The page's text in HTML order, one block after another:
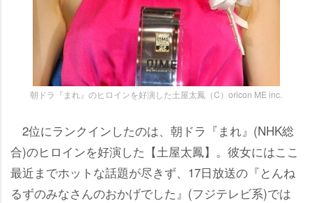
朝ドラ『まれ』のヒロインを好演した土屋太鳳（C）oricon ME inc.
2位にランクインしたのは、朝ドラ『まれ』(NHK総
合)のヒロインを好演した【土屋太鳳】。彼女にはここ
最近までホットな話題が尽きず、17日放送の『とんね
るずのみなさんのおかげでした』(フジテレビ系)では